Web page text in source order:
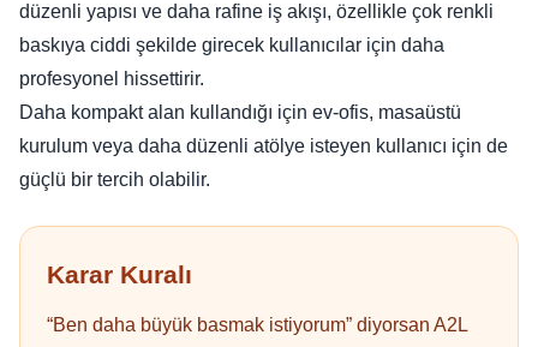
düzenli yapısı ve daha rafine iş akışı, özellikle çok renkli
baskıya ciddi şekilde girecek kullanıcılar için daha
profesyonel hissettirir.
Daha kompakt alan kullandığı için ev-ofis, masaüstü
kurulum veya daha düzenli atölye isteyen kullanıcı için de
güçlü bir tercih olabilir.
Karar Kuralı
“Ben daha büyük basmak istiyorum” diyorsan A2L